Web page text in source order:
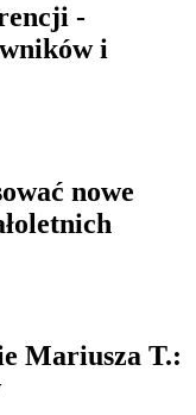
-
i
nowe
Mariusza T.: